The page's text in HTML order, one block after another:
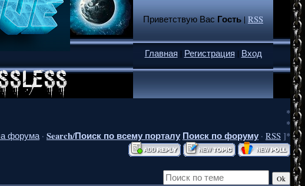
Приветствую Вас Гость|RSS
Главная | Регистрация | Вход
*
*
форума · Search/Поиск по всему порталу Поиск по форуму · RSS ]*